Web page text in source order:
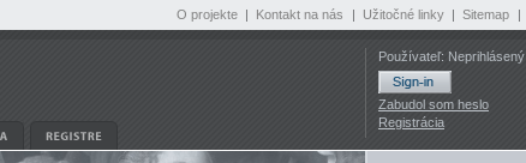
O projekte | Kontakt na nás | Užitočné linky | Sitemap |
Používateľ: Neprihlásený
Zabudol som heslo
Registrácia